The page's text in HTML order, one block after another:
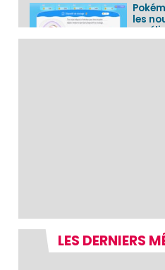
les
Fire
LES DERNIERS